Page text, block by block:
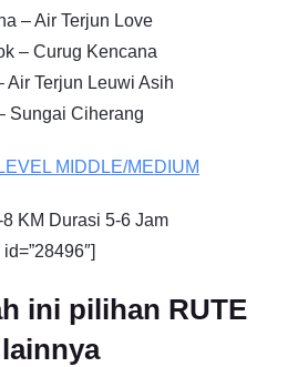
– Air Terjun Love
– Curug Kencana
Air Terjun Leuwi Asih
Sungai Ciherang
LEVEL MIDDLE/MEDIUM
KM Durasi 5-6 Jam
ini pilihan RUTE